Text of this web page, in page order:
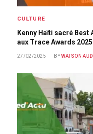
CULTURE
Kenny Haïti sacré
aux Trace Awards 2025
27/02/2025 BY WATSON